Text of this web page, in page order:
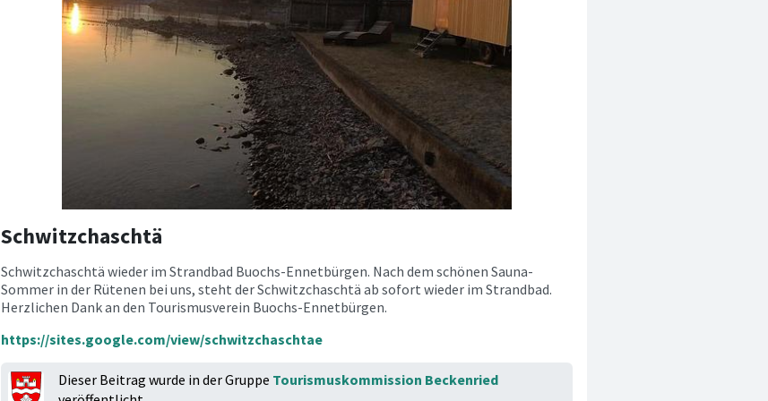
Schwitzchaschtä
Schwitzchaschtä wieder im Strandbad Buochs-Ennetbürgen. Nach dem schönen Sauna-
Sommer in der Rütenen bei uns, steht der Schwitzchaschtä ab sofort wieder im Strandbad.
Herzlichen Dank an den Tourismusverein Buochs-Ennetbürgen.
https://sites.google.com/view/schwitzchaschtae
Dieser Beitrag wurde in der Gruppe Tourismuskommission Beckenried